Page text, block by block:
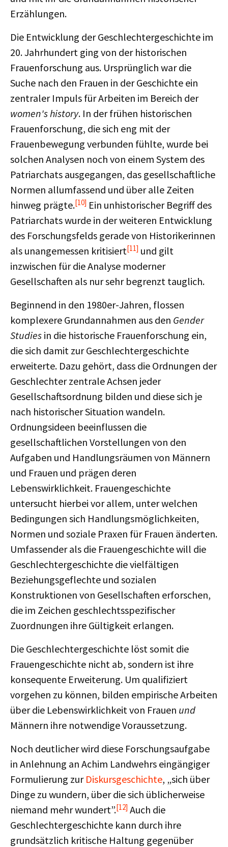
Erzählungen.
Die Entwicklung der Geschlechtergeschichte im
20. Jahrhundert ging von der historischen
Frauenforschung aus. Ursprünglich war die
Suche nach den Frauen in der Geschichte ein
zentraler Impuls für Arbeiten im Bereich der
women's history. In der frühen historischen
Frauenforschung, die sich eng mit der
Frauenbewegung verbunden fühlte, wurde bei
solchen Analysen noch von einem System des
Patriarchats ausgegangen, das gesellschaftliche
Normen allumfassend und über alle Zeiten
hinweg prägte.[10] Ein unhistorischer Begriff des
Patriarchats wurde in der weiteren Entwicklung
des Forschungsfelds gerade von Historikerinnen
als unangemessen kritisiert[11] und gilt
inzwischen für die Analyse moderner
Gesellschaften als nur sehr begrenzt tauglich.
Beginnend in den 1980er-Jahren, flossen
komplexere Grundannahmen aus den Gender
Studies in die historische Frauenforschung ein,
die sich damit zur Geschlechtergeschichte
erweiterte. Dazu gehört, dass die Ordnungen der
Geschlechter zentrale Achsen jeder
Gesellschaftsordnung bilden und diese sich je
nach historischer Situation wandeln.
Ordnungsideen beeinflussen die
gesellschaftlichen Vorstellungen von den
Aufgaben und Handlungsräumen von Männern
und Frauen und prägen deren
Lebenswirklichkeit. Frauengeschichte
untersucht hierbei vor allem, unter welchen
Bedingungen sich Handlungsmöglichkeiten,
Normen und soziale Praxen für Frauen änderten.
Umfassender als die Frauengeschichte will die
Geschlechtergeschichte die vielfältigen
Beziehungsgeflechte und sozialen
Konstruktionen von Gesellschaften erforschen,
die im Zeichen geschlechtsspezifischer
Zuordnungen ihre Gültigkeit erlangen.
Die Geschlechtergeschichte löst somit die
Frauengeschichte nicht ab, sondern ist ihre
konsequente Erweiterung. Um qualifiziert
vorgehen zu können, bilden empirische Arbeiten
über die Lebenswirklichkeit von Frauen und
Männern ihre notwendige Voraussetzung.
Noch deutlicher wird diese Forschungsaufgabe
in Anlehnung an Achim Landwehrs eingängiger
Formulierung zur Diskursgeschichte, „sich über
Dinge zu wundern, über die sich üblicherweise
niemand mehr wundert”.[12] Auch die
Geschlechtergeschichte kann durch ihre
grundsätzlich kritische Haltung gegenüber